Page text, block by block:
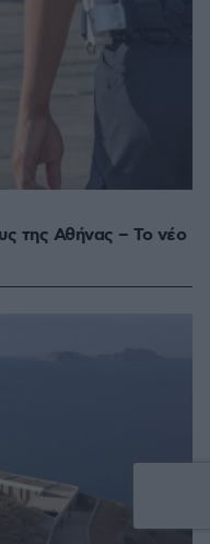
της Αθήνας – Το νέο